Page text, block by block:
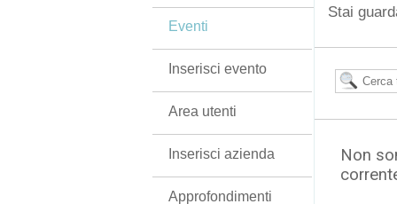
Stai
Non
Eventi
Inserisci evento
Area utenti
Inserisci azienda
Approfondimenti